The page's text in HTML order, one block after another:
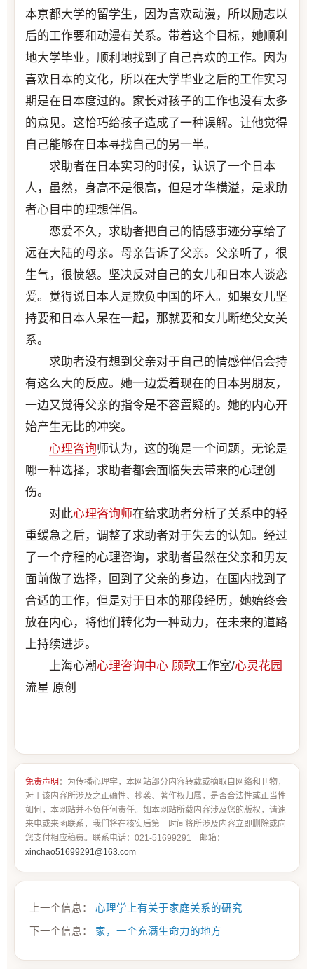
本京都大学的留学生，因为喜欢动漫，所以励志以
后的工作要和动漫有关系。带着这个目标，她顺利
地大学毕业，顺利地找到了自己喜欢的工作。因为
喜欢日本的文化，所以在大学毕业之后的工作实习
期是在日本度过的。家长对孩子的工作也没有太多
的意见。这恰巧给孩子造成了一种误解。让他觉得
自己能够在日本寻找自己的另一半。
求助者在日本实习的时候，认识了一个日本
人，虽然，身高不是很高，但是才华横溢，是求助
者心目中的理想伴侣。
恋爱不久，求助者把自己的情感事迹分享给了
远在大陆的母亲。母亲告诉了父亲。父亲听了，很
生气，很愤怒。坚决反对自己的女儿和日本人谈恋
爱。觉得说日本人是欺负中国的坏人。如果女儿坚
持要和日本人呆在一起，那就要和女儿断绝父女关
系。
求助者没有想到父亲对于自己的情感伴侣会持
有这么大的反应。她一边爱着现在的日本男朋友，
一边又觉得父亲的指令是不容置疑的。她的内心开
始产生无比的冲突。
心理咨询师认为，这的确是一个问题，无论是
哪一种选择，求助者都会面临失去带来的心理创
伤。
对此心理咨询师在给求助者分析了关系中的轻
重缓急之后，调整了求助者对于失去的认知。经过
了一个疗程的心理咨询，求助者虽然在父亲和男友
面前做了选择，回到了父亲的身边，在国内找到了
合适的工作，但是对于日本的那段经历，她始终会
放在内心，将他们转化为一种动力，在未来的道路
上持续进步。
上海心潮心理咨询中心 顾歌工作室/心灵花园
流星 原创
免责声明 ：为传播心理学，本网站部分内容转载或摘取自网络和刊物，
对于该内容所涉及之正确性、抄袭、著作权归属，是否合法性或正当性
如何，本网站并不负任何责任。如本网站所载内容涉及您的版权，请速
来电或来函联系，我们将在核实后第一时间将所涉及内容立即删除或向
您支付相应稿费。联系电话：021-51699291 邮箱：
xinchao51699291@163.com
上一个信息： 心理学上有关于家庭关系的研究
下一个信息： 家，一个充满生命力的地方